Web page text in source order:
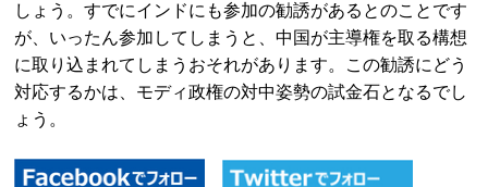
しょう。すでにインドにも参加の勧誘があるとのことです
が、いったん参加してしまうと、中国が主導権を取る構想
に取り込まれてしまうおそれがあります。この勧誘にどう
対応するかは、モディ政権の対中姿勢の試金石となるでし
ょう。